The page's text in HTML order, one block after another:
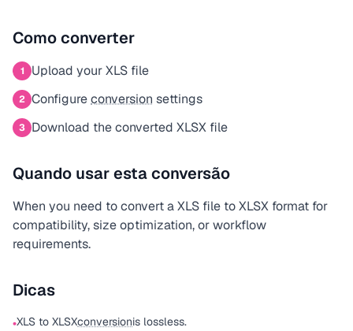
Como converter
1 Upload your XLS file
2 Configureconversion settings
3 Download the converted XLSX file
Quando usar esta conversão
When you need to convert a XLS file to XLSX format for
compatibility, size optimization, or workflow
requirements.
Dicas
•XLS to XLSXconversionis lossless.